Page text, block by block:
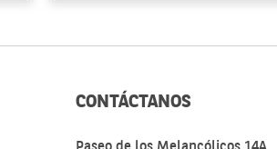
CONTÁCTANOS